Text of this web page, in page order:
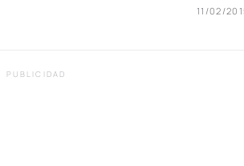
11/02/
PUBLICIDAD